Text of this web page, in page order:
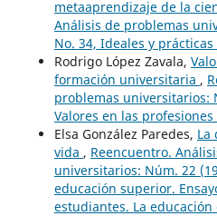
metaaprendizaje de la
Análisis de problemas
No. 34, Ideales y
Rodrigo López Zavala,
formación universitaria ,
problemas universitarios:
Valores en las
Elsa González Paredes, La
vida , Reencuentro.
universitarios: Núm. 22
educación superior.
estudiantes. La